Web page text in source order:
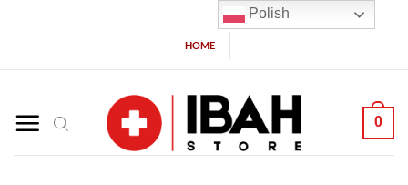
HOME
0
Polish